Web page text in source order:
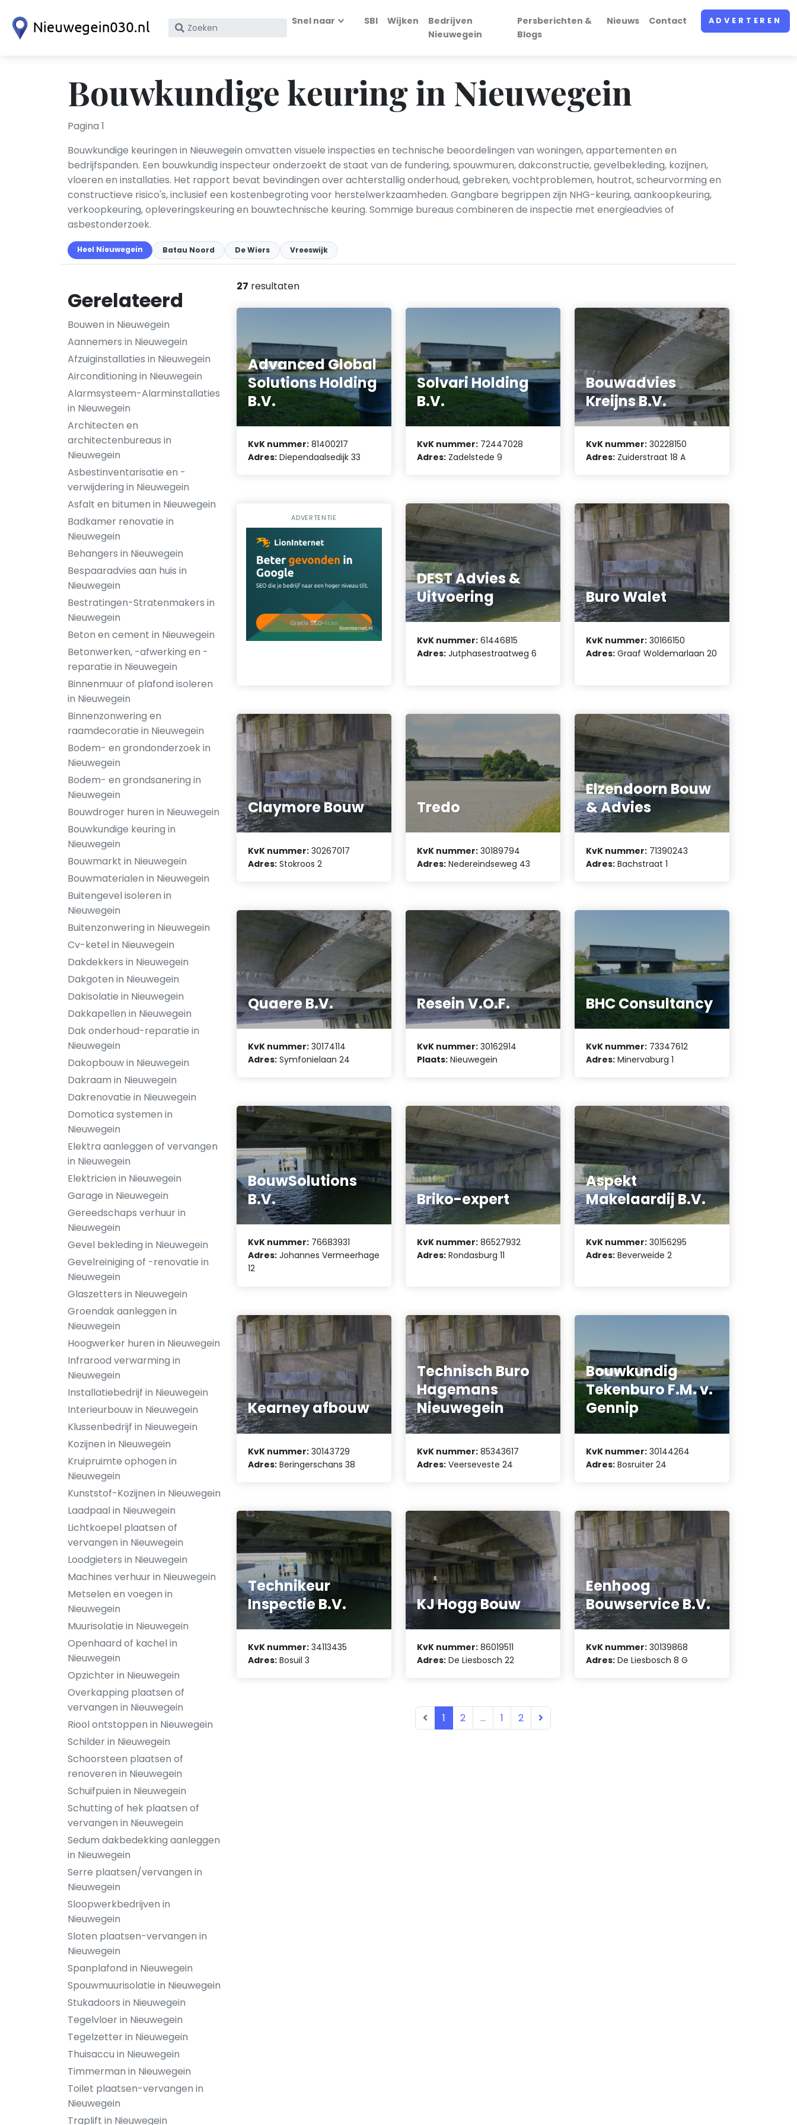
Zoek
KvK
nummer
Snel naar SBI Wijken
Bedrijven
Nieuwegein
Persberichten &
Blogs
Nieuws Contact ADVERTEREN
Bouwkundige keuring in Nieuwegein
Pagina 1
Bouwkundige keuringen in Nieuwegein omvatten visuele inspecties en technische beoordelingen van woningen, appartementen en
bedrijfspanden. Een bouwkundig inspecteur onderzoekt de staat van de fundering, spouwmuren, dakconstructie, gevelbekleding, kozijnen,
vloeren en installaties. Het rapport bevat bevindingen over achterstallig onderhoud, gebreken, vochtproblemen, houtrot, scheurvorming en
constructieve risico's, inclusief een kostenbegroting voor herstelwerkzaamheden. Gangbare begrippen zijn NHG-keuring, aankoopkeuring,
verkoopkeuring, opleveringskeuring en bouwtechnische keuring. Sommige bureaus combineren de inspectie met energieadvies of
asbestonderzoek.
Heel Nieuwegein Batau Noord De Wiers Vreeswijk
Gerelateerd
Bouwen in Nieuwegein
Aannemers in Nieuwegein
Afzuiginstallaties in Nieuwegein
Airconditioning in Nieuwegein
Alarmsysteem-Alarminstallaties
in Nieuwegein
Architecten en
architectenbureaus in
Nieuwegein
Asbestinventarisatie en -
verwijdering in Nieuwegein
Asfalt en bitumen in Nieuwegein
Badkamer renovatie in
Nieuwegein
Behangers in Nieuwegein
Bespaaradvies aan huis in
Nieuwegein
Bestratingen-Stratenmakers in
Nieuwegein
Beton en cement in Nieuwegein
Betonwerken, -afwerking en -
reparatie in Nieuwegein
Binnenmuur of plafond isoleren
in Nieuwegein
Binnenzonwering en
raamdecoratie in Nieuwegein
Bodem- en grondonderzoek in
Nieuwegein
Bodem- en grondsanering in
Nieuwegein
Bouwdroger huren in Nieuwegein
Bouwkundige keuring in
Nieuwegein
Bouwmarkt in Nieuwegein
Bouwmaterialen in Nieuwegein
Buitengevel isoleren in
Nieuwegein
Buitenzonwering in Nieuwegein
Cv-ketel in Nieuwegein
Dakdekkers in Nieuwegein
Dakgoten in Nieuwegein
Dakisolatie in Nieuwegein
Dakkapellen in Nieuwegein
Dak onderhoud-reparatie in
Nieuwegein
Dakopbouw in Nieuwegein
Dakraam in Nieuwegein
Dakrenovatie in Nieuwegein
Domotica systemen in
Nieuwegein
Elektra aanleggen of vervangen
in Nieuwegein
Elektricien in Nieuwegein
Garage in Nieuwegein
Gereedschaps verhuur in
Nieuwegein
Gevel bekleding in Nieuwegein
Gevelreiniging of -renovatie in
Nieuwegein
Glaszetters in Nieuwegein
Groendak aanleggen in
Nieuwegein
Hoogwerker huren in Nieuwegein
Infrarood verwarming in
Nieuwegein
Installatiebedrijf in Nieuwegein
Interieurbouw in Nieuwegein
Klussenbedrijf in Nieuwegein
Kozijnen in Nieuwegein
Kruipruimte ophogen in
Nieuwegein
Kunststof-Kozijnen in Nieuwegein
Laadpaal in Nieuwegein
Lichtkoepel plaatsen of
vervangen in Nieuwegein
Loodgieters in Nieuwegein
Machines verhuur in Nieuwegein
Metselen en voegen in
Nieuwegein
Muurisolatie in Nieuwegein
Openhaard of kachel in
Nieuwegein
Opzichter in Nieuwegein
Overkapping plaatsen of
vervangen in Nieuwegein
Riool ontstoppen in Nieuwegein
Schilder in Nieuwegein
Schoorsteen plaatsen of
renoveren in Nieuwegein
Schuifpuien in Nieuwegein
Schutting of hek plaatsen of
vervangen in Nieuwegein
Sedum dakbedekking aanleggen
in Nieuwegein
Serre plaatsen/vervangen in
Nieuwegein
Sloopwerkbedrijven in
Nieuwegein
Sloten plaatsen-vervangen in
Nieuwegein
Spanplafond in Nieuwegein
Spouwmuurisolatie in Nieuwegein
Stukadoors in Nieuwegein
Tegelvloer in Nieuwegein
Tegelzetter in Nieuwegein
Thuisaccu in Nieuwegein
Timmerman in Nieuwegein
Toilet plaatsen-vervangen in
Nieuwegein
Traplift in Nieuwegein
27 resultaten
Advanced Global
Solutions Holding
B.V.
KvK nummer: 81400217
Adres: Diependaalsedijk 33
Solvari Holding
B.V.
KvK nummer: 72447028
Adres: Zadelstede 9
Bouwadvies
Kreijns B.V.
KvK nummer: 30228150
Adres: Zuiderstraat 18 A
ADVERTENTIE
DEST Advies &
Uitvoering
KvK nummer: 61446815
Adres: Jutphasestraatweg 6
Buro Walet
KvK nummer: 30166150
Adres: Graaf Woldemarlaan 20
Claymore Bouw
KvK nummer: 30267017
Adres: Stokroos 2
Tredo
KvK nummer: 30189794
Adres: Nedereindseweg 43
Elzendoorn Bouw
& Advies
KvK nummer: 71390243
Adres: Bachstraat 1
Quaere B.V.
KvK nummer: 30174114
Adres: Symfonielaan 24
Resein V.O.F.
KvK nummer: 30162914
Plaats: Nieuwegein
BHC Consultancy
KvK nummer: 73347612
Adres: Minervaburg 1
BouwSolutions
B.V.
KvK nummer: 76683931
Adres: Johannes Vermeerhage
12
Briko-expert
KvK nummer: 86527932
Adres: Rondasburg 11
Aspekt
Makelaardij B.V.
KvK nummer: 30156295
Adres: Beverweide 2
Kearney afbouw
KvK nummer: 30143729
Adres: Beringerschans 38
Technisch Buro
Hagemans
Nieuwegein
KvK nummer: 85343617
Adres: Veerseveste 24
Bouwkundig
Tekenburo F.M. v.
Gennip
KvK nummer: 30144264
Adres: Bosruiter 24
Technikeur
Inspectie B.V.
KvK nummer: 34113435
Adres: Bosuil 3
KJ Hogg Bouw
KvK nummer: 86019511
Adres: De Liesbosch 22
Eenhoog
Bouwservice B.V.
KvK nummer: 30139868
Adres: De Liesbosch 8 G
1 2 ... 1 2